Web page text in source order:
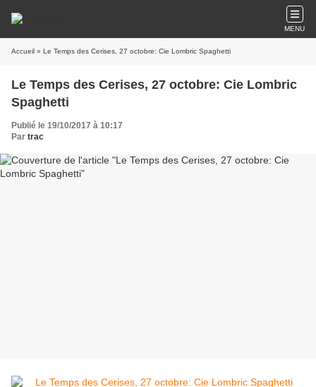
MENU
Accueil » Le Temps des Cerises, 27 octobre: Cie Lombric Spaghetti
Le Temps des Cerises, 27 octobre: Cie Lombric
Spaghetti
Publié le 19/10/2017 à 10:17
Par trac